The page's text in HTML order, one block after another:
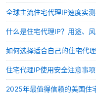
全球主流住宅代理IP速度实
什么是住宅代理IP？用途、
如何选择适合自己的住宅代理
住宅代理IP使用安全注意事项
2025年最值得信赖的美国住